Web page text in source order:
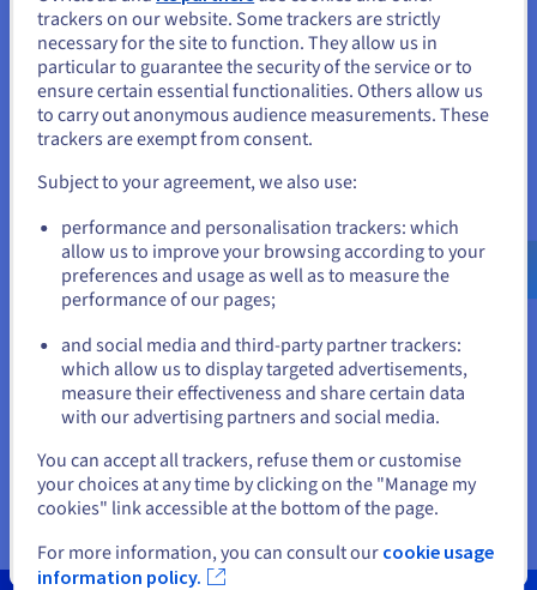
Meer informatie
vSphere
Wij zorgen voor een automatische implementatie, updates en
de initiële configuratie van de infrastructuur. Zo kunt u zich
concentreren op het implementeren van uw applicaties.
Meer informatie
Connectiviteit
Dankzij onze locaties over de hele wereld beschikt u over een
netwerk met een maximale capaciteit van 25 Gbps op een
high-availability netwerkinfrastructuur.
Meer informatie
Je lijkt je in Verenigde Staten te
bevinden.
Als je wilt bestellen vanuit [land], moet je de juiste website
doorbladeren en een account aanmaken.
Go to Verenigde Staten website
us.ovhcloud.com/hosted-private-
cloud
Engels USD - $
or
Blijf op de huidige website
Selecteer een andere website
Sluiten
trackers on our website. Some trackers are strictly
necessary for the site to function. They allow us in
particular to guarantee the security of the service or to
ensure certain essential functionalities. Others allow us
to carry out anonymous audience measurements. These
trackers are exempt from consent.
Subject to your agreement, we also use:
performance and personalisation trackers: which
allow us to improve your browsing according to your
preferences and usage as well as to measure the
performance of our pages;
and social media and third-party partner trackers:
which allow us to display targeted advertisements,
measure their effectiveness and share certain data
with our advertising partners and social media.
You can accept all trackers, refuse them or customise
your choices at any time by clicking on the "Manage my
cookies" link accessible at the bottom of the page.
For more information, you can consult our cookie usage
information policy.